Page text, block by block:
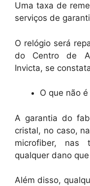
Uma taxa de
serviços de
O relógio será
do Centro de
Invicta, se
O que não
A garantia do
cristal, no caso,
microfiber,
qualquer dano
Além disso,